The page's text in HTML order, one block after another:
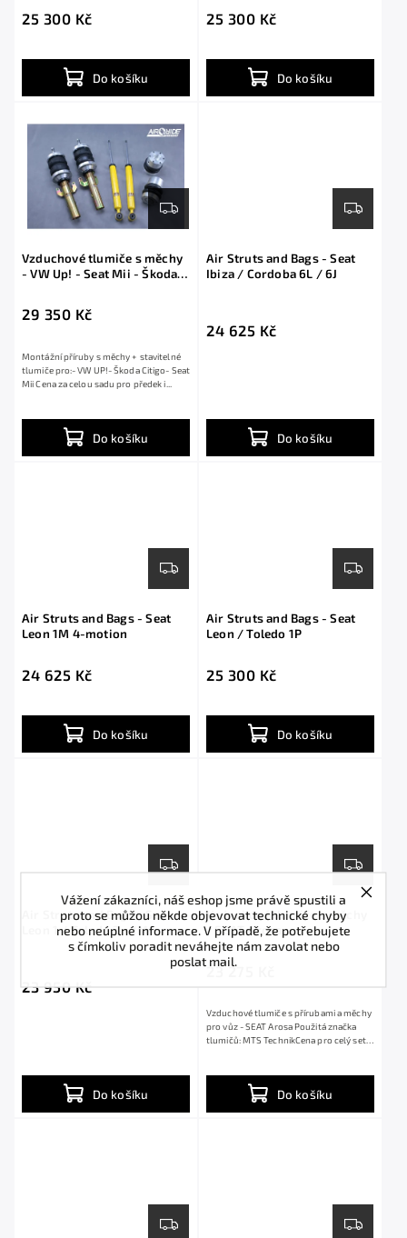
Vážení zákazníci, náš eshop jsme právě spustili a
proto se můžou někde objevovat technické chyby
nebo neúplné informace. V případě, že potřebujete
s čímkoliv poradit neváhejte nám zavolat nebo
poslat mail.
25 300 Kč
Do košíku
25 300 Kč
Do košíku
Vzduchové tlumiče s měchy
- VW Up! - Seat Mii - Škoda
29 350 Kč
Do košíku
Montážní příruby s měchy + stavitelné
tlumiče pro:- VW UP!- Škoda Citigo- Seat
Mii Cena za celou sadu pro předek i...
Air Struts and Bags - Seat
Ibiza / Cordoba 6L / 6J
24 625 Kč
Do košíku
Air Struts and Bags - Seat
Leon 1M 4-motion
24 625 Kč
Do košíku
Air Struts and Bags - Seat
Leon / Toledo 1P
25 300 Kč
Do košíku
Air Struts and Bags - Seat
Leon 1 / Toledo 2 - 1M
23 950 Kč
Do košíku
​Vzduchové tlumiče s měchy
- SEAT Arosa
23 275 Kč
Do košíku
​Vzduchové tlumiče s přírubami a měchy
pro vůz - SEAT Arosa ​Použitá značka
tlumičů: MTS Technik​Cena pro celý set